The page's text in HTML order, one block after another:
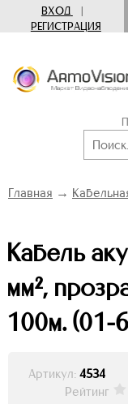
ВХОД
|
РЕГИСТРАЦИЯ
Главная →
Кабель
мм²,
100м. (01-
Артикул: 4534
Рейтинг